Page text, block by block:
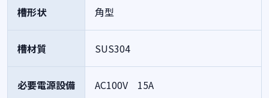
槽形状 角型
槽材質 SUS304
必要電源設備 AC100V 15A